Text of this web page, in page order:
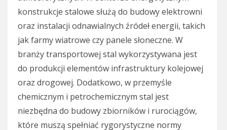
konstrukcje stalowe służą do budowy elektrowni
oraz instalacji odnawialnych źródeł energii, takich
jak farmy wiatrowe czy panele słoneczne. W
branży transportowej stal wykorzystywana jest
do produkcji elementów infrastruktury kolejowej
oraz drogowej. Dodatkowo, w przemyśle
chemicznym i petrochemicznym stal jest
niezbędna do budowy zbiorników i rurociągów,
które muszą spełniać rygorystyczne normy